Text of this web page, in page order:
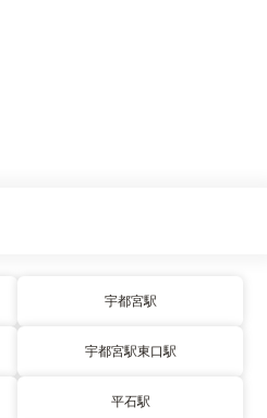
宇都宮駅
宇都宮駅東口駅
平石駅